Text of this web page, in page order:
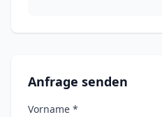
Anfrage senden
Vorname *